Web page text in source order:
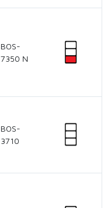
BOS-
7350 N
BOS-
3710